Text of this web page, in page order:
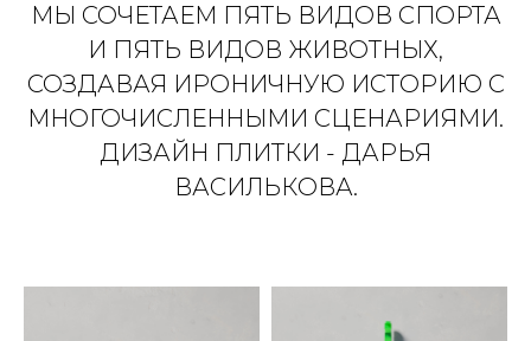
МЫ СОЧЕТАЕМ ПЯТЬ ВИДОВ СПОРТА
И ПЯТЬ ВИДОВ ЖИВОТНЫХ,
СОЗДАВАЯ ИРОНИЧНУЮ ИСТОРИЮ С
МНОГОЧИСЛЕННЫМИ СЦЕНАРИЯМИ.
ДИЗАЙН ПЛИТКИ - ДАРЬЯ
ВАСИЛЬКОВА.